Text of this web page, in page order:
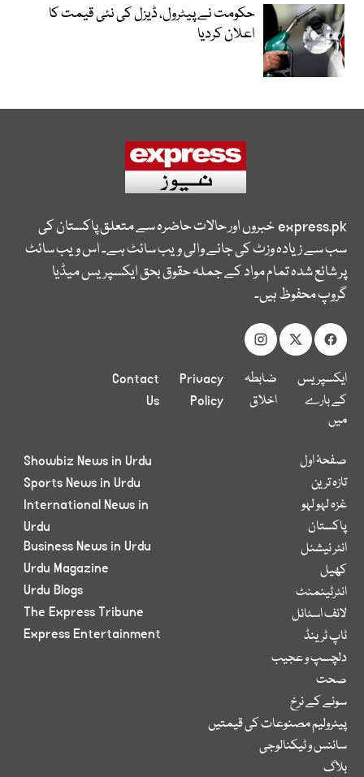
حکومت نے پیٹرول، ڈیزل کی نئی قیمت کا
اعلان کردیا
express.pkخبروں اور حالات حاضرہ سے متعلق پاکستان کی
سب سے زیادہ وزٹ کی جانے والی ویب سائٹ ہے۔ اس ویب سائٹ
پر شائع شدہ تمام مواد کے جملہ حقوق بحق ایکسپریس میڈیا
گروپ محفوظ ہیں۔
ایکسپریس
کے بارے
میں
ضابطہ
اخلاق
Privacy
Policy
Contact
Us
صفحۂ اول
تازہ ترین
غزہ لہو لہو
پاکستان
انٹر نیشنل
کھیل
انٹرٹینمنٹ
لائف اسٹائل
ٹاپ ٹرینڈ
دلچسپ و عجیب
صحت
سونے کے نرخ
پیٹرولیم مصنوعات کی قیمتیں
سائنس و ٹیکنالوجی
بلاگ
Showbiz News in Urdu
Sports News in Urdu
International News in
Urdu
Business News in Urdu
Urdu Magazine
Urdu Blogs
The Express Tribune
Express Entertainment